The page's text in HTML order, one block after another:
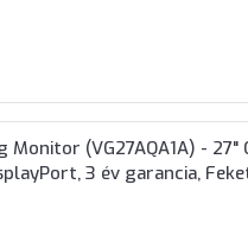
Monitor (VG27AQA1A) - 27"
3 év garancia,